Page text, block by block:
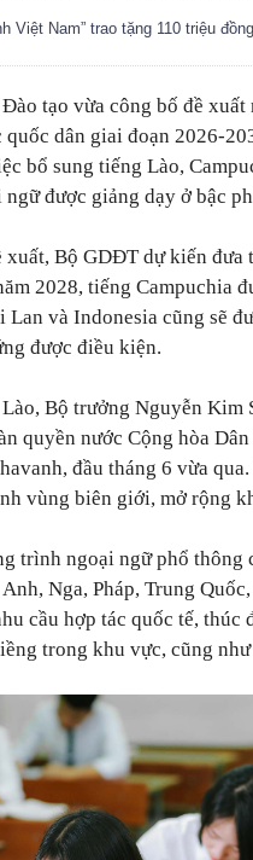
Việt Nam” trao tặng 110 triệu
tạo vừa công bố đề
quốc dân giai đoạn 2026-
bổ sung tiếng Lào,
ngữ được giảng dạy ở bậc
xuất, Bộ GDĐT dự kiến
2028, tiếng Campuchia
Lan và Indonesia cũng sẽ
được điều kiện.
Bộ trưởng Nguyễn Kim
quyền nước Cộng hòa
đầu tháng 6 vừa
vùng biên giới, mở rộng
trình ngoại ngữ phổ thông
Nga, Pháp, Trung
cầu hợp tác quốc tế,
trong khu vực, cũng